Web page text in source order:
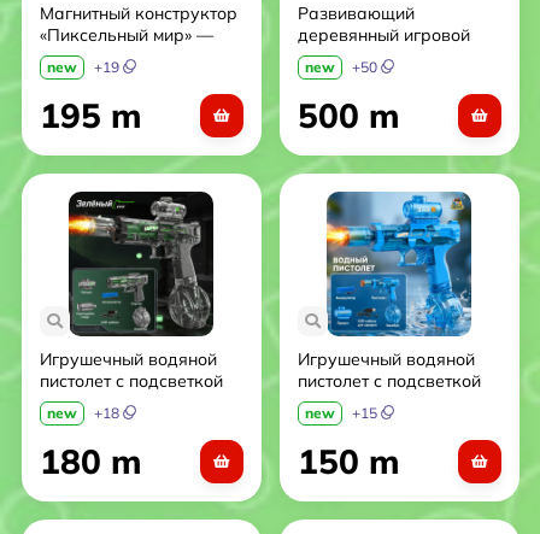
Магнитный конструктор
«Пиксельный мир» —
100 деталей + 5
фигурок + буклет
new +19
195 m
Развивающий
деревянный игровой
столик Montessori
new +50
500 m
Игрушечный водяной
пистолет с подсветкой
Z-LOCK. Цвет зелёный.
new +18
180 m
Игрушечный водяной
пистолет с подсветкой
Z-LOCK. Цвет синий.
new +15
150 m